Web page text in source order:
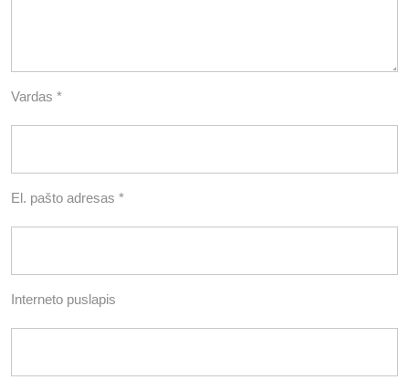
Vardas *
El. pašto adresas *
Interneto puslapis